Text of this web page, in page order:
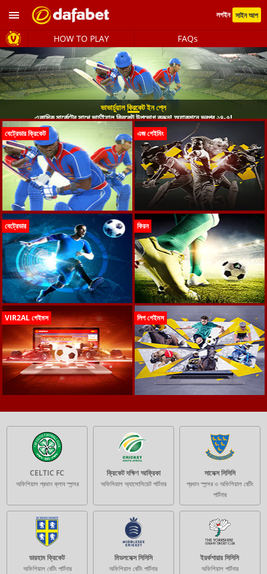
লগইন সাইন আপ
HOW TO PLAY FAQs
ভাভার্চুয়াল ক্রিকেট ইন প্লে
একাধিক মার্কেটের সাথে ভার্চুইয়াল ক্রিকেট উপভোগ করুন! অ্যাকশনে ভরপুর ২৪-৭!
বেট্রেডার ক্রিকেট এজ গেইমিং
বেট্রেডার কিরন
VIR2AL গেইমস লিপ গেইমস
CELTIC FC
অফিশিয়াল প্রধান ক্লাব স্পন্সর
ক্রিকেট দক্ষিণ আফ্রিকা
অফিসিয়াল অ্যাসোসিয়েট পার্টনার
সাসেক্স সিসিসি
প্রধান স্পন্সর ও অফিশিয়াল বেটিং
পার্টনার
ডারহাম ক্রিকেট
অফিশিয়াল বেটিং পার্টনার
মিডলসেক্স সিসিসি
অফিশিয়াল বেটিং পার্টনার
ইয়র্কশায়ার সিসিসি
অফিশিয়াল পার্টনার